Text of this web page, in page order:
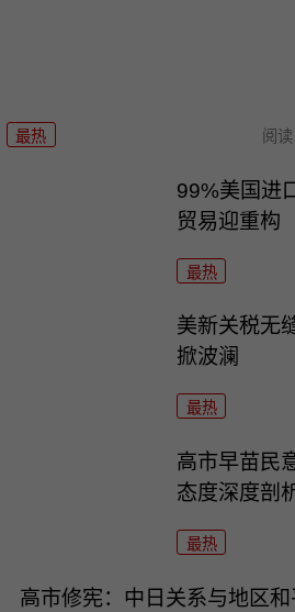
最热 阅读
99%美国进
贸易迎重构
最热
美新关税无
掀波澜
最热
高市早苗民
态度深度剖
最热
高市修宪：中日关系与地区